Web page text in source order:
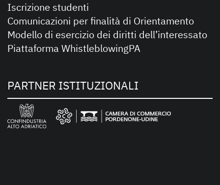
Iscrizione studenti
Comunicazioni per finalità di Orientamento
Modello di esercizio dei diritti dell’interessato
Piattaforma WhistleblowingPA
PARTNER ISTITUZIONALI